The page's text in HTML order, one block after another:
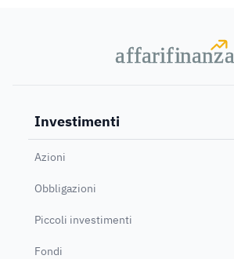
affarifinanza
affarifinanza
Investimenti
Azioni
Obbligazioni
Piccoli investimenti
Fondi